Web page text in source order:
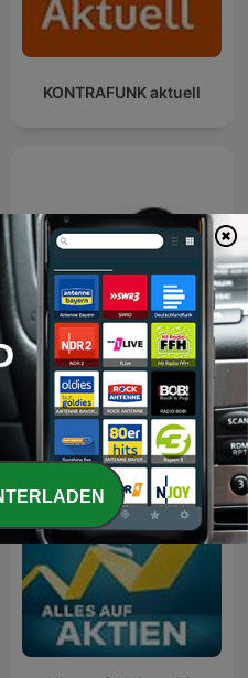
KONTRAFUNK aktuell
Эхо Москвы